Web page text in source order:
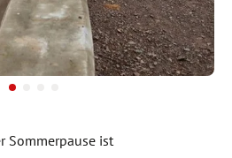
Sommerpause ist